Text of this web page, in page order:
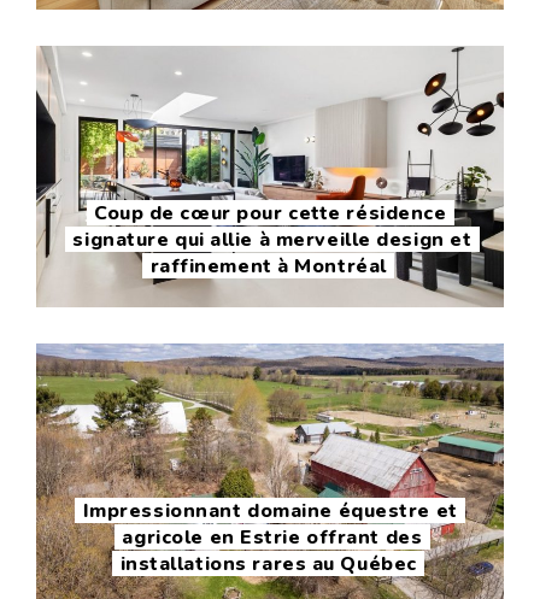
Coup de cœur pour cette résidence
signature qui allie à merveille design et
raffinement à Montréal
Impressionnant domaine équestre et
agricole en Estrie offrant des
installations rares au Québec